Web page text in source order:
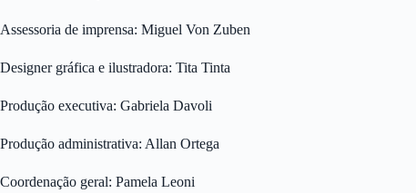
Assessoria de imprensa: Miguel Von Zuben
Designer gráfica e ilustradora: Tita Tinta
Produção executiva: Gabriela Davoli
Produção administrativa: Allan Ortega
Coordenação geral: Pamela Leoni